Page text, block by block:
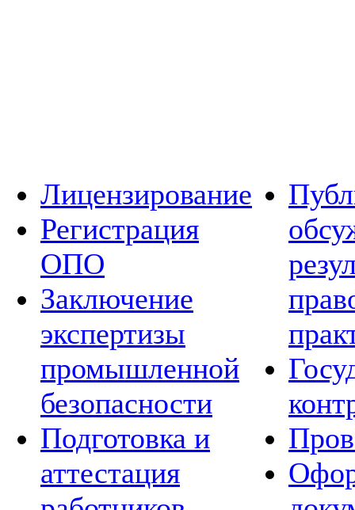
Лицензирование
Регистрация
ОПО
Заключение
экспертизы
промышленной
безопасности
Подготовка и
аттестация